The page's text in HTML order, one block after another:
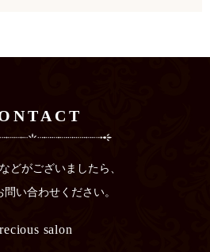
どがございましたら、
問い合わせください。
salon